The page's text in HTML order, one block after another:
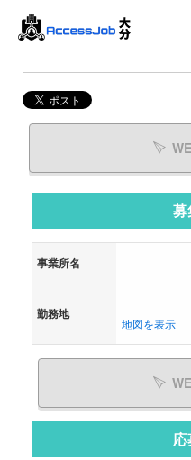
募
事業所名
勤務地
地図を表示